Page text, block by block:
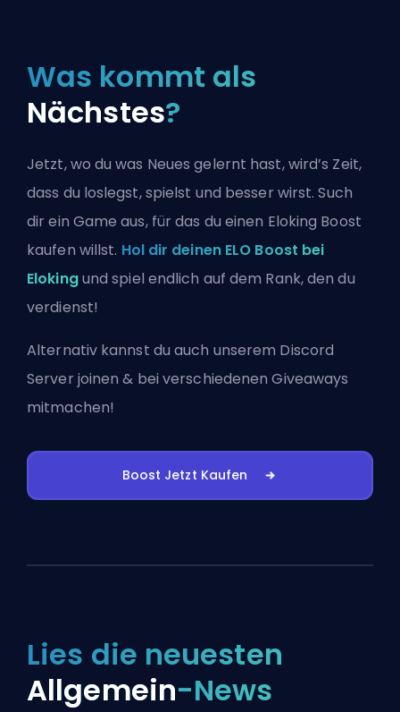
Was kommt als
Nächstes?
Jetzt, wo du was Neues gelernt hast, wird’s Zeit,
dass du loslegst, spielst und besser wirst. Such
dir ein Game aus, für das du einen Eloking Boost
kaufen willst. Hol dir deinen ELO Boost bei
Elokingund spiel endlich auf dem Rank, den du
verdienst!
Alternativ kannst du auch unserem Discord
Server joinen & bei verschiedenen Giveaways
mitmachen!
Boost Jetzt Kaufen
Lies die neuesten
Allgemein-News